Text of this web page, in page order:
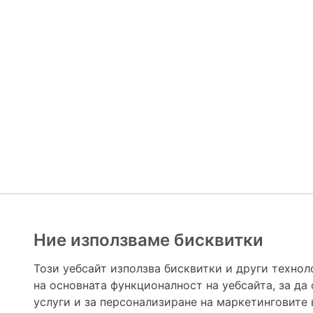
предназначена да служи само и единствено за
допълване на данните и за коригиране на
Ние използваме бисквитки
Този уебсайт използва бисквитки и други
на основната функционалност на уебсайта, за да
услуги и за персонализиране на